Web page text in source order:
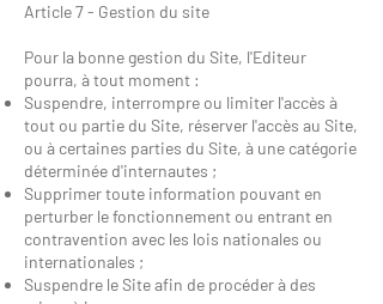
Article 7 - Gestion du site
Pour la bonne gestion du Site, l'Editeur
pourra, à tout moment :
Suspendre, interrompre ou limiter l'accès à
tout ou partie du Site, réserver l'accès au Site,
ou à certaines parties du Site, à une catégorie
déterminée d'internautes ;
Supprimer toute information pouvant en
perturber le fonctionnement ou entrant en
contravention avec les lois nationales ou
internationales ;
Suspendre le Site afin de procéder à des